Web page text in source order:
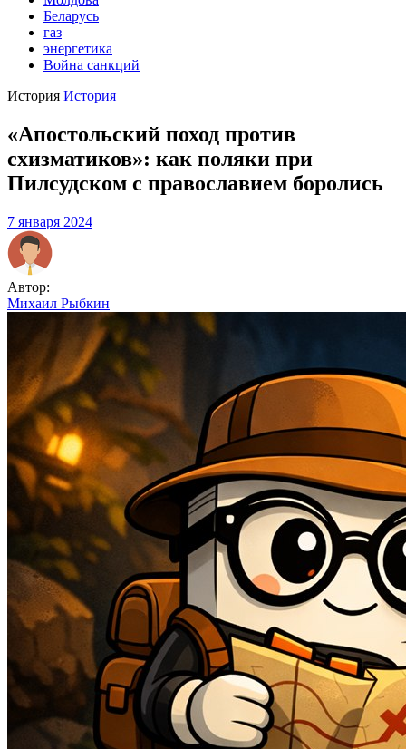
Беларусь
газ
энергетика
Война санкций
История История
«Апостольский поход против
схизматиков»: как поляки при
Пилсудском с православием боролись
7 января 2024
Автор:
Михаил Рыбкин